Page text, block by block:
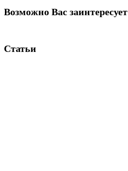
Возможно Вас заинтересует
Статьи